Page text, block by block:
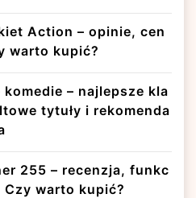
Action – opinie, cen
warto kupić?
– najlepsze kla
tytuły i rekomenda
255 – recenzja, funkc
warto kupić?